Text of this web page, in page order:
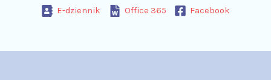
E-dziennik Office 365 Facebook